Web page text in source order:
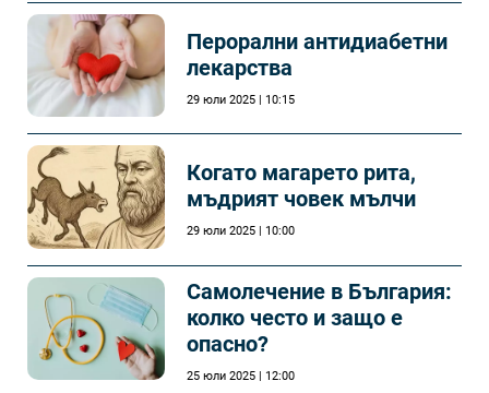
Перорални антидиабетни
лекарства
29 юли 2025 | 10:15
Когато магарето рита,
мъдрият човек мълчи
29 юли 2025 | 10:00
Самолечeние в България:
колко често и защо е
опасно?
25 юли 2025 | 12:00